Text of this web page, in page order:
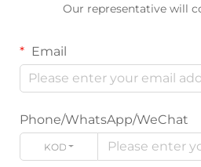
Our representative will
Email
Phone/WhatsApp/WeChat
KODE